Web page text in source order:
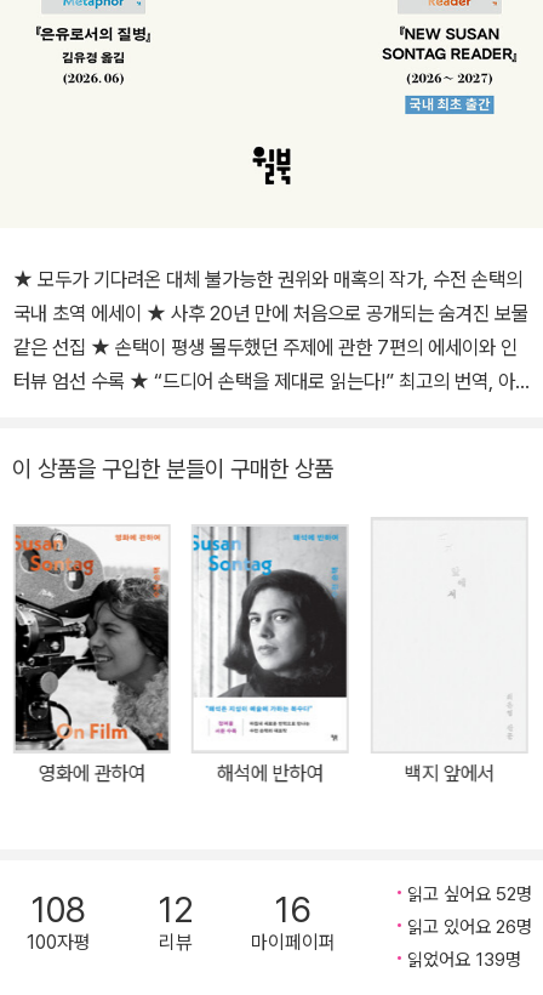
★ 모두가 기다려온 대체 불가능한 권위와 매혹의 작가, 수전 손택의
국내 초역 에세이 ★ 사후 20년 만에 처음으로 공개되는 숨겨진 보물
같은 선집 ★ 손택이 평생 몰두했던 주제에 관한 7편의 에세이와 인
터뷰 엄선 수록 ★ “드디어 손택을 제대로 읽는다!” 최고의 번역, 아
영화 개봉 예정 ★ 정희진 서문, 비비언 고닉 추천! “『여자에 관하여』
독자에게 곧 선물이다.” “이제야 수전 손택을 제대로 읽는다” 현대 사
회와 문화를 이해하는 필수적인 텍스트 지성의 선구자이자 20세기
원조 텍스트힙, 수전 손택을 만나다 “스타일, 글쓰기, 현대 문화 전반
에 대한 수전 손택의 영향력은 아무리 과장해도 부족하다.” ― 《뉴욕
타임스》 수전 손택은 예술과 대중문화에 깊숙한 영향을 미친 중대한
‘현상’이다. ― 멕스 홀레인, 메트로폴리탄 미술관장 수전 손택은 예
술과 정치, 스타일과 취향, 페미니즘과 섹슈얼리티, 질병과 의료에 이
르기까지 광범위한 주제를 통찰하며 현대 지성사의 중심에 선 인물이
는 데 핵심적인 단서를 제공한다. 손택은 낡은 관습에 저항하고 새로
운 스타일과 사유의 방식을 제안한 독보적인 사상가이자 작가였다.
“작가란 세계에 관심을 갖는 사람이며, 사회의 앞선에 서서 목소리를
이 상품을 구입한 분들이 구매한 상품
영화에 관하여 해석에 반하여 백지 앞에서
108
100자평
12
리뷰
16
마이페이퍼
읽고 싶어요 52명
읽고 있어요 26명
읽었어요 139명